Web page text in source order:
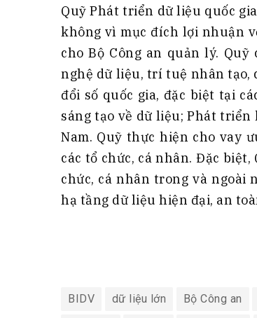
Quỹ Phát triển dữ liệu quốc
không vì mục đích lợi nhuận
cho Bộ Công an quản lý.
nghệ dữ liệu, trí tuệ nhân tạo,
đổi số quốc gia, đặc biệt tại
sáng tạo về dữ liệu; Phát
Nam. Quỹ thực hiện cho vay
các tổ chức, cá nhân. Đặc
chức, cá nhân trong và ngoài
hạ tầng dữ liệu hiện đại, an
BIDV dữ liệu lớn Bộ Công an